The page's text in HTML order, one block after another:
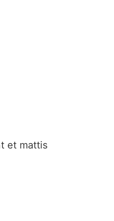
et mattis